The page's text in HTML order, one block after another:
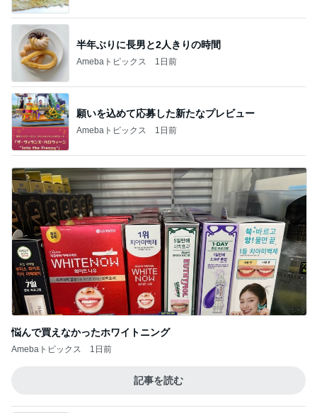
半年ぶりに長男と2人きりの時間
Amebaトピックス 1日前
願いを込めて応募した新たなプレビュー
Amebaトピックス 1日前
悩んで買えなかったホワイトニング
Amebaトピックス 1日前
記事を読む